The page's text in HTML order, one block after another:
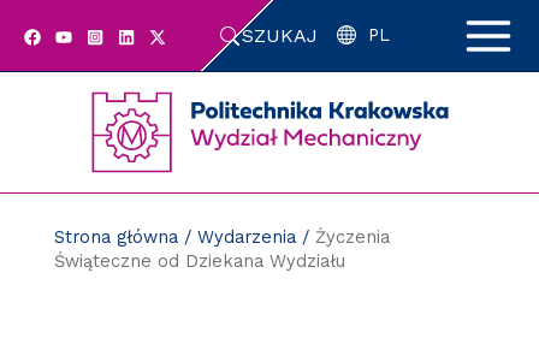
SZUKAJ PL
Strona główna/ Wydarzenia/ Życzenia
Świąteczne od Dziekana Wydziału